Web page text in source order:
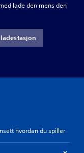
lade den mens den
hvordan du spiller